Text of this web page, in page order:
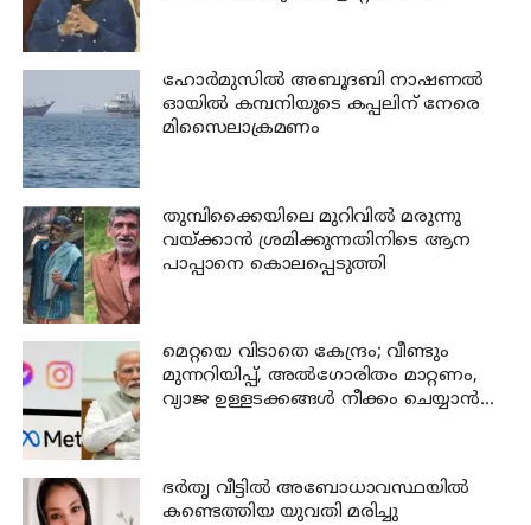
ഹോര്‍മുസില്‍ അബൂദബി നാഷണല്‍
ഓയില്‍ കമ്പനിയുടെ കപ്പലിന് നേരെ
മിസൈലാക്രമണം
തുമ്പിക്കൈയിലെ മുറിവില്‍ മരുന്നു
വയ്ക്കാന്‍ ശ്രമിക്കുന്നതിനിടെ ആന
പാപ്പാനെ കൊലപ്പെടുത്തി
മെറ്റയെ വിടാതെ കേന്ദ്രം; വീണ്ടും
മുന്നറിയിപ്പ്, അൽഗോരിതം മാറ്റണം,
വ്യാജ ഉള്ളടക്കങ്ങൾ നീക്കം ചെയ്യാൻ
ഭര്‍തൃ വീട്ടില്‍ അബോധാവസ്ഥയില്‍
കണ്ടെത്തിയ യുവതി മരിച്ചു